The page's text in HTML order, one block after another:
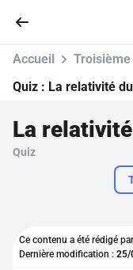
Accueil
Se connecter
Accueil Troisième
Quiz : La relativité
La
Quiz
Ce contenu a été rédigé par
Dernière modification : 25/